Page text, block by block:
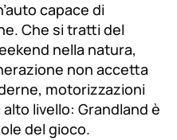
capace di
Che si tratti del
nella natura,
non accetta
motorizzazioni
livello: Grandland è
del gioco.